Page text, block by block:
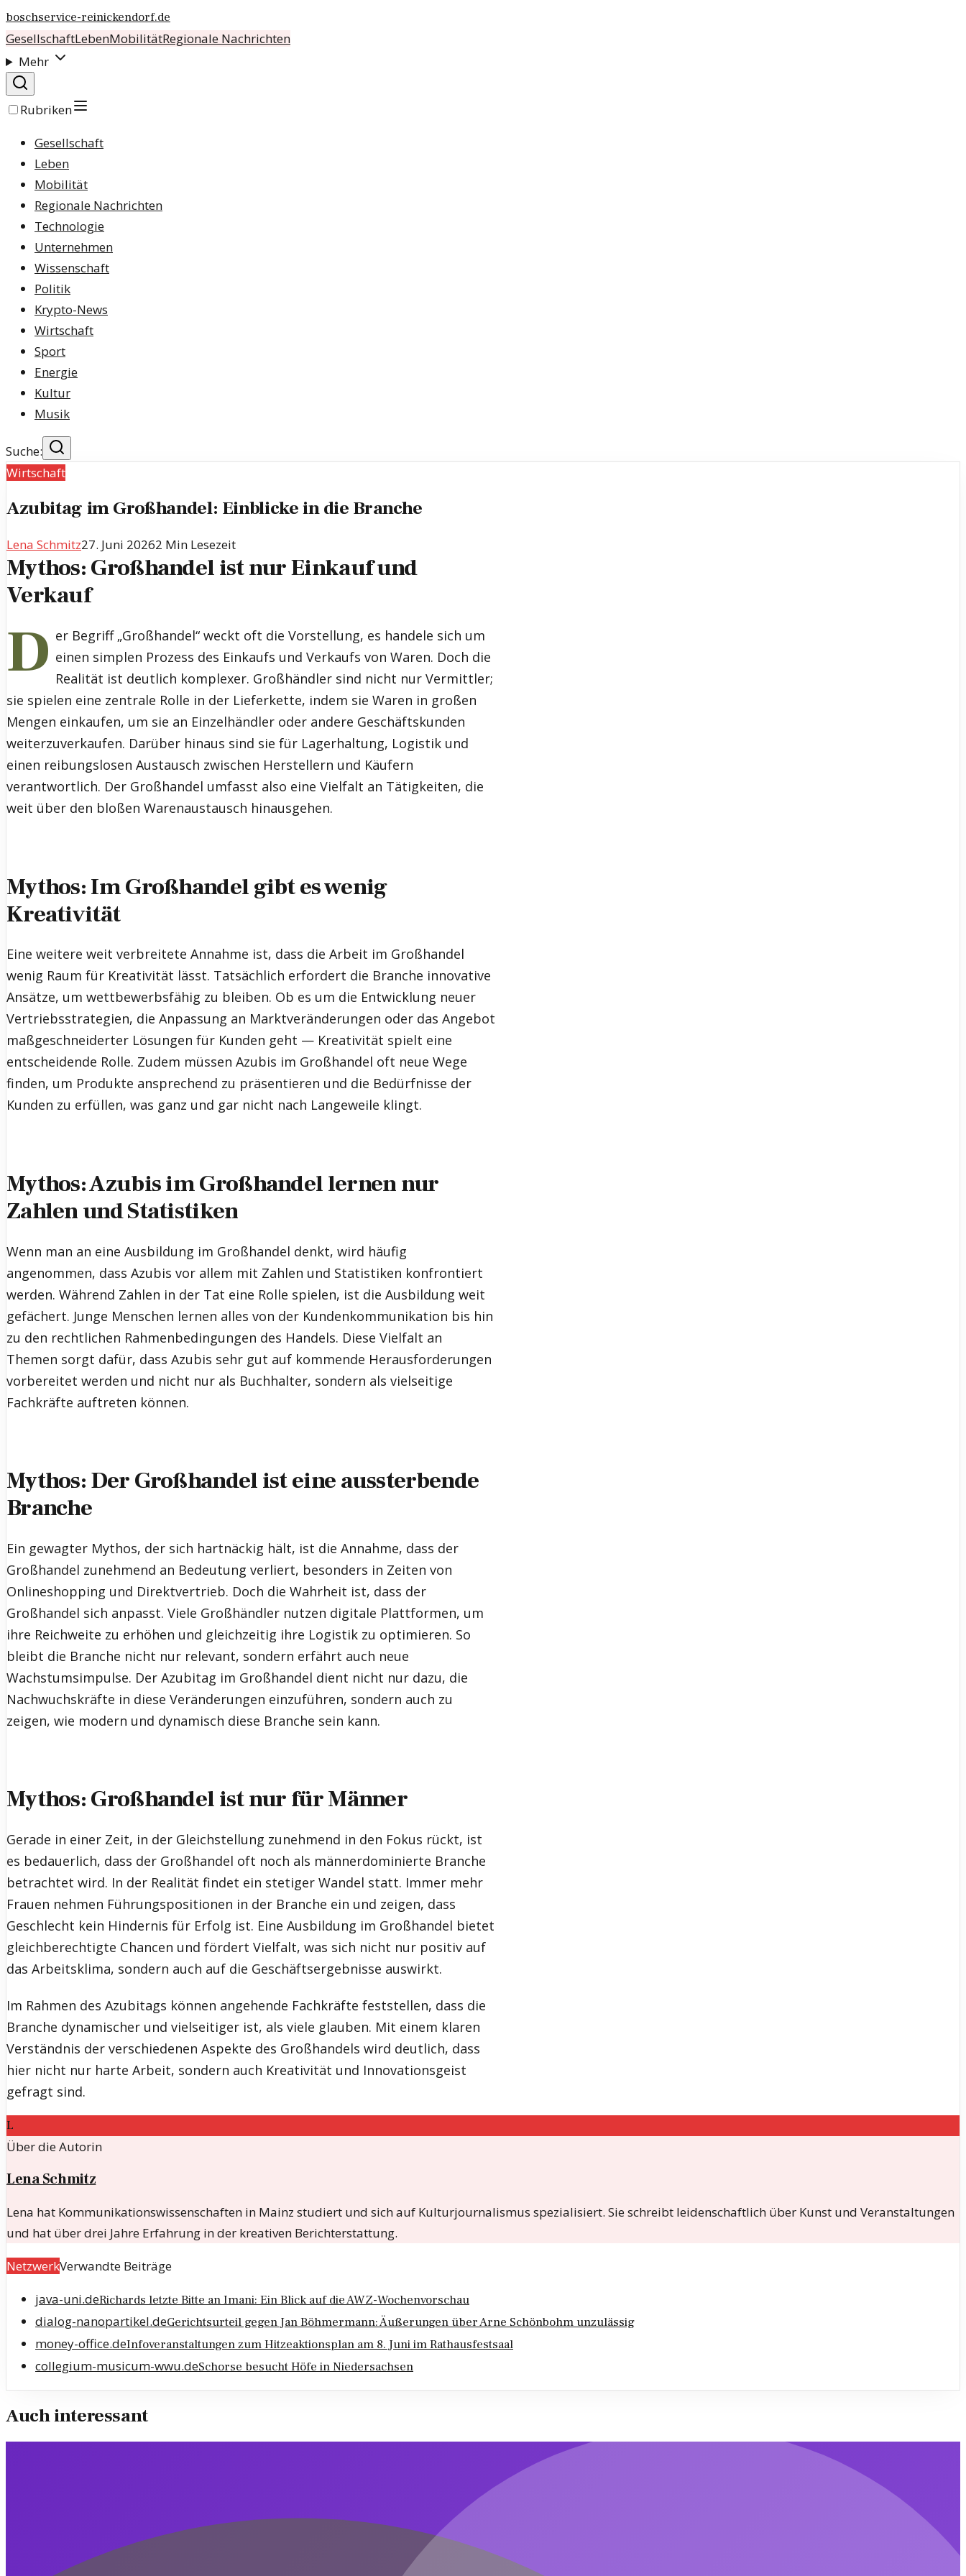
boschservice-reinickendorf.de
GesellschaftLebenMobilitätRegionale Nachrichten
Mehr
Rubriken
Gesellschaft
Leben
Mobilität
Regionale Nachrichten
Technologie
Unternehmen
Wissenschaft
Politik
Krypto-News
Wirtschaft
Sport
Energie
Kultur
Musik
Suche:
Wirtschaft
Azubitag im Großhandel: Einblicke in die Branche
Lena Schmitz27. Juni 20262 Min Lesezeit
Mythos: Großhandel ist nur Einkauf und
Verkauf
D er Begriff „Großhandel“ weckt oft die Vorstellung, es handele sich um
einen simplen Prozess des Einkaufs und Verkaufs von Waren. Doch die
Realität ist deutlich komplexer. Großhändler sind nicht nur Vermittler;
sie spielen eine zentrale Rolle in der Lieferkette, indem sie Waren in großen
Mengen einkaufen, um sie an Einzelhändler oder andere Geschäftskunden
weiterzuverkaufen. Darüber hinaus sind sie für Lagerhaltung, Logistik und
einen reibungslosen Austausch zwischen Herstellern und Käufern
verantwortlich. Der Großhandel umfasst also eine Vielfalt an Tätigkeiten, die
weit über den bloßen Warenaustausch hinausgehen.
Mythos: Im Großhandel gibt es wenig
Kreativität
Eine weitere weit verbreitete Annahme ist, dass die Arbeit im Großhandel
wenig Raum für Kreativität lässt. Tatsächlich erfordert die Branche innovative
Ansätze, um wettbewerbsfähig zu bleiben. Ob es um die Entwicklung neuer
Vertriebsstrategien, die Anpassung an Marktveränderungen oder das Angebot
maßgeschneiderter Lösungen für Kunden geht — Kreativität spielt eine
entscheidende Rolle. Zudem müssen Azubis im Großhandel oft neue Wege
finden, um Produkte ansprechend zu präsentieren und die Bedürfnisse der
Kunden zu erfüllen, was ganz und gar nicht nach Langeweile klingt.
Mythos: Azubis im Großhandel lernen nur
Zahlen und Statistiken
Wenn man an eine Ausbildung im Großhandel denkt, wird häufig
angenommen, dass Azubis vor allem mit Zahlen und Statistiken konfrontiert
werden. Während Zahlen in der Tat eine Rolle spielen, ist die Ausbildung weit
gefächert. Junge Menschen lernen alles von der Kundenkommunikation bis hin
zu den rechtlichen Rahmenbedingungen des Handels. Diese Vielfalt an
Themen sorgt dafür, dass Azubis sehr gut auf kommende Herausforderungen
vorbereitet werden und nicht nur als Buchhalter, sondern als vielseitige
Fachkräfte auftreten können.
Mythos: Der Großhandel ist eine aussterbende
Branche
Ein gewagter Mythos, der sich hartnäckig hält, ist die Annahme, dass der
Großhandel zunehmend an Bedeutung verliert, besonders in Zeiten von
Onlineshopping und Direktvertrieb. Doch die Wahrheit ist, dass der
Großhandel sich anpasst. Viele Großhändler nutzen digitale Plattformen, um
ihre Reichweite zu erhöhen und gleichzeitig ihre Logistik zu optimieren. So
bleibt die Branche nicht nur relevant, sondern erfährt auch neue
Wachstumsimpulse. Der Azubitag im Großhandel dient nicht nur dazu, die
Nachwuchskräfte in diese Veränderungen einzuführen, sondern auch zu
zeigen, wie modern und dynamisch diese Branche sein kann.
Mythos: Großhandel ist nur für Männer
Gerade in einer Zeit, in der Gleichstellung zunehmend in den Fokus rückt, ist
es bedauerlich, dass der Großhandel oft noch als männerdominierte Branche
betrachtet wird. In der Realität findet ein stetiger Wandel statt. Immer mehr
Frauen nehmen Führungspositionen in der Branche ein und zeigen, dass
Geschlecht kein Hindernis für Erfolg ist. Eine Ausbildung im Großhandel bietet
gleichberechtigte Chancen und fördert Vielfalt, was sich nicht nur positiv auf
das Arbeitsklima, sondern auch auf die Geschäftsergebnisse auswirkt.
Im Rahmen des Azubitags können angehende Fachkräfte feststellen, dass die
Branche dynamischer und vielseitiger ist, als viele glauben. Mit einem klaren
Verständnis der verschiedenen Aspekte des Großhandels wird deutlich, dass
hier nicht nur harte Arbeit, sondern auch Kreativität und Innovationsgeist
gefragt sind.
L
Über die Autorin
Lena Schmitz
Lena hat Kommunikationswissenschaften in Mainz studiert und sich auf Kulturjournalismus spezialisiert. Sie schreibt leidenschaftlich über Kunst und Veranstaltungen
und hat über drei Jahre Erfahrung in der kreativen Berichterstattung.
NetzwerkVerwandte Beiträge
java-uni.deRichards letzte Bitte an Imani: Ein Blick auf die AWZ-Wochenvorschau
dialog-nanopartikel.deGerichtsurteil gegen Jan Böhmermann: Äußerungen über Arne Schönbohm unzulässig
money-office.deInfoveranstaltungen zum Hitzeaktionsplan am 8. Juni im Rathausfestsaal
collegium-musicum-wwu.deSchorse besucht Höfe in Niedersachsen
Auch interessant